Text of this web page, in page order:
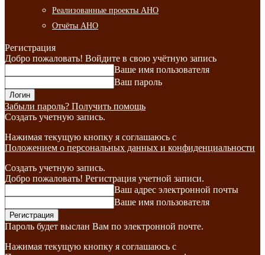
Реализованные проекты АНО
Отчёты АНО
Регистрация
Добро пожаловать! Войдите в свою учётную запись
Ваше имя пользователя
Ваш пароль
Забыли пароль? Получить помощь
Создать учетную запись.
Нажимая текущую кнопку я соглашаюсь с
Положением о персональных данных и конфиденциальности
Создать учетную запись.
Добро пожаловать! Регистрация учетной записи.
Ваш адрес электронной почты
Ваше имя пользователя
Пароль будет выслан Вам по электронной почте.
Нажимая текущую кнопку я соглашаюсь с